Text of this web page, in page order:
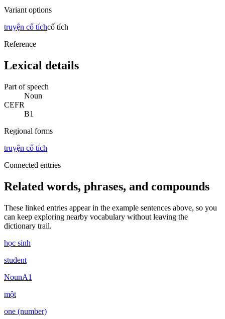
Variant options
truyện cổ tíchcổ tích
Reference
Lexical details
Part of speech
Noun
CEFR
B1
Regional forms
truyện cổ tích
Connected entries
Related words, phrases, and compounds
These linked entries appear in the example sentences above, so you
can keep exploring nearby vocabulary without leaving the
dictionary trail.
học sinh
student
NounA1
một
one (number)